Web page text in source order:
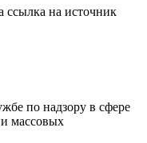
ссылка на источник
по надзору в сфере
массовых